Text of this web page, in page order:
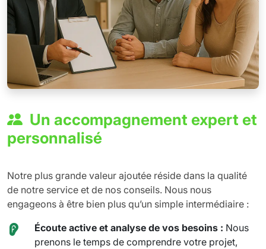
Un accompagnement expert et
personnalisé
Notre plus grande valeur ajoutée réside dans la qualité
de notre service et de nos conseils. Nous nous
engageons à être bien plus qu’un simple intermédiaire :
Écoute active et analyse de vos besoins : Nous
prenons le temps de comprendre votre projet,